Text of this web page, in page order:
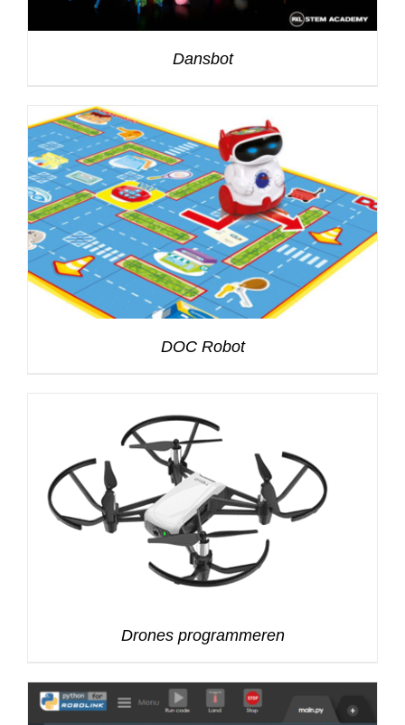
Dansbot
DOC Robot
Drones programmeren